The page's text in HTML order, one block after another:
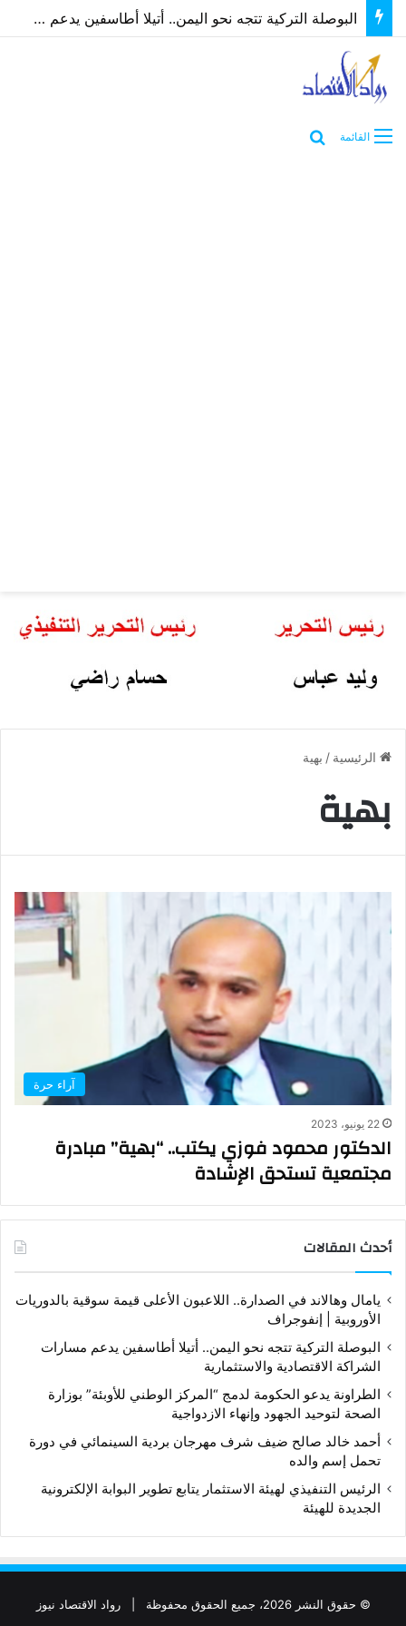
البوصلة التركية تتجه نحو اليمن.. أتيلا أطاسفين يدعم مسارات الشراكة الاقتصادية والاستثمارية
القائمة
الرئيسية / بهية
بهية
آراء حرة
22 يونيو، 2023
الدكتور محمود فوزي يكتب.. “بهية” مبادرة
مجتمعية تستحق الإشادة
أحدث المقالات
يامال وهالاند في الصدارة.. اللاعبون الأعلى قيمة سوقية بالدوريات
الأوروبية | إنفوجراف
البوصلة التركية تتجه نحو اليمن.. أتيلا أطاسفين يدعم مسارات
الشراكة الاقتصادية والاستثمارية
الطراونة يدعو الحكومة لدمج “المركز الوطني للأوبئة” بوزارة
الصحة لتوحيد الجهود وإنهاء الازدواجية
أحمد خالد صالح ضيف شرف مهرجان بردية السينمائي في دورة
تحمل إسم والده
الرئيس التنفيذي لهيئة الاستثمار يتابع تطوير البوابة الإلكترونية
الجديدة للهيئة
© حقوق النشر 2026، جميع الحقوق محفوظة | رواد الاقتصاد نيوز